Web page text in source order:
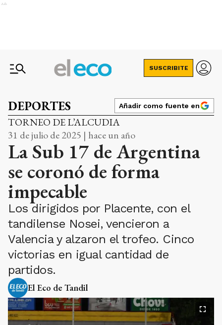
Ads
SUSCRIBITE
DEPORTES Añadir como fuente en
TORNEO DE L’ALCUDIA
31 de julio de 2025 | hace un año
La Sub 17 de Argentina
se coronó de forma
impecable
Los dirigidos por Placente, con el
tandilense Nosei, vencieron a
Valencia y alzaron el trofeo. Cinco
victorias en igual cantidad de
partidos.
El Eco de Tandil